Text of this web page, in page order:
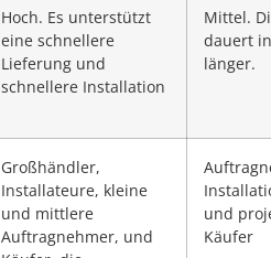
Hoch. Es unterstützt
eine schnellere
Lieferung und
schnellere Installation
Mittel.
dauert
länger.
Großhändler,
Installateure, kleine
und mittlere
Auftragnehmer, und
und
Käufer